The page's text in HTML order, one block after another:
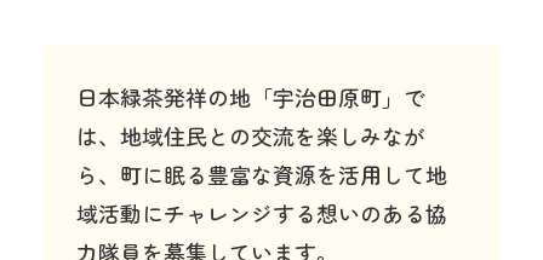
日本緑茶発祥の地「宇治田原町」で
は、地域住民との交流を楽しみなが
ら、町に眠る豊富な資源を活用して地
域活動にチャレンジする想いのある協
力隊員を募集しています。